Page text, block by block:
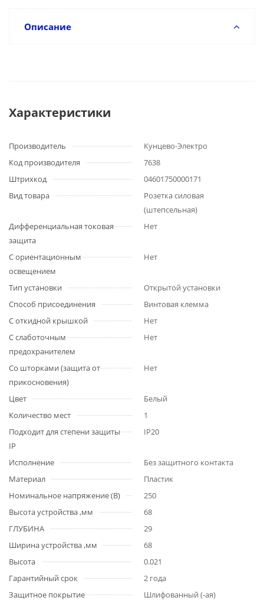
Описание
Характеристики
Производитель
Кунцево-Электро
Код производителя
7638
Штрихкод
04601750000171
Вид товара
Розетка силовая
(штепсельная)
Дифференциальная токовая
защита
Нет
С ориентационным
освещением
Нет
Тип установки
Открытой установки
Способ присоединения
Винтовая клемма
С откидной крышкой
Нет
С слаботочным
предохранителем
Нет
Со шторками (защита от
прикосновения)
Нет
Цвет
Белый
Количество мест
1
Подходит для степени защиты
IP
IP20
Исполнение
Без защитного контакта
Материал
Пластик
Номинальное напряжение (В)
250
Высота устройства ,мм
68
ГЛУБИНА
29
Ширина устройства ,мм
68
Высота
0.021
Гарантийный срок
2 года
Защитное покрытие
Шлифованный (-ая)